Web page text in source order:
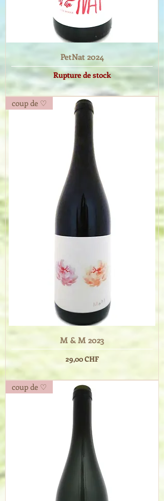
PetNat 2024
Rupture de stock
coup de ♡
M & M 2023
Prix
29,00 CHF
coup de ♡